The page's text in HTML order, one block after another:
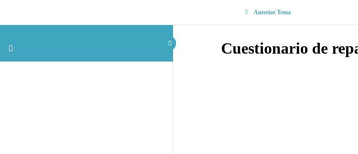
Anterior Tema
Cuestionario de